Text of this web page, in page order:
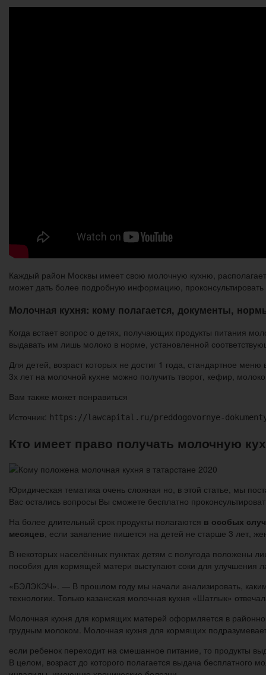
Каждый район Москвы имеет свою молочную кухню,
может дать более подробную информацию,
Молочная кухня: кому полагается, документы,
Когда встает вопрос о детях, получающих продукты питания
выдавать им лишь молоко в норме, установленной
Для детей, возраст которых не достиг 1 года, стандартное
3х лет на молочной кухне можно получить творог, кефир,
Вам также может понравиться
Источник: https://lawcapital.ru/preddogovornye-
Кто имеет право получать молочную
Юридическая тематика очень сложная но, в этой статье, мы
Вас остались вопросы Вы сможете бесплатно
На более длительный срок продукты полагаются в особых
месяцев, если заявление пишется на детей не старше 3 лет,
В некоторых населённых пунктах детям с полугода положены
пособия для кормящей матери выступают соки для улучшения
«БЭЛЭКЭЧ». — В прошлом году мы начали анализировать,
технологии. Только казанская молочная кухня «Шатлык»
Молочная кухня для кормящих матерей оформляется в
грудным молоком. Молочная кухня для кормящих
если ребенок переходит на смешанное питание, то продукты
В целом, возраст до которого полагается выдача бесплатного